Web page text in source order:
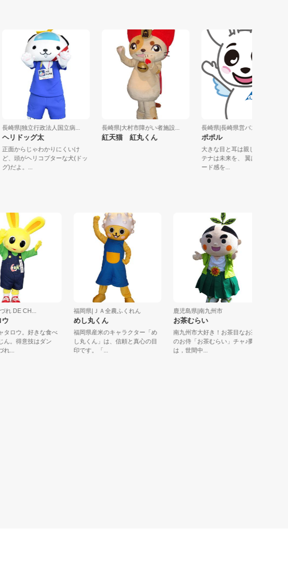
長崎県|独立行政法人国立病...
ヘリドッグ太
正面からじゃわかりにくいけ
ど、頭がヘリコプターな犬(ドッ
グ)だよ。...
長崎県|大村市障がい者施設...
紅天猫 紅丸くん
長崎県|長崎県営バス（長崎
ポポル
大きな目と耳は親しみを、
テナは未来を、 翼はバスの
ード感を...
DE CH...
ウ。好きな食べ
得意技はダン
福岡県|ＪＡ全農ふくれん
めし丸くん
福岡県産米のキャラクター「め
し丸くん」は、信頼と真心の目
印です。「...
鹿児島県|南九州市
お茶むらい
南九州市大好き！お茶目なお茶
のお侍「お茶むらい」チャ♪夢
は，世間中...